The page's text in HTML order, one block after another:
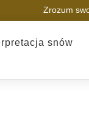
Zrozum
snów